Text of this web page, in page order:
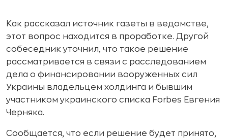
Как рассказал источник газеты в ведомстве,
этот вопрос находится в проработке. Другой
собеседник уточнил, что такое решение
рассматривается в связи с расследованием
дела о финансировании вооруженных сил
Украины владельцем холдинга и бывшим
участником украинского списка Forbes Евгения
Черняка.
Сообщается, что если решение будет принято,